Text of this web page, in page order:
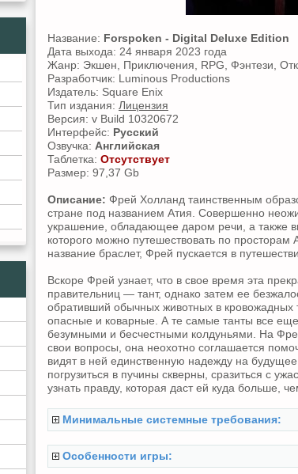
Название: Forspoken - Digital Deluxe Edition
Дата выхода: 24 января 2023 года
Жанр: Экшен, Приключения, RPG, Фэнтези,
Разработчик: Luminous Productions
Издатель: Square Enix
Тип издания: Лицензия
Версия: v Build 10320672
Интерфейс: Русский
Озвучка: Английская
Таблетка: Отсутствует
Размер: 97,37 Gb
Описание: Фрей Холланд таинственным
стране под названием Атия. Совершенно
украшение, обладающее даром речи, а также
которого можно путешествовать по
название браслет, Фрей пускается в
Вскоре Фрей узнает, что в свое время эта
правительниц — тант, однако затем ее
обративший обычных животных в
опасные и коварные. А те самые танты все
безумными и бесчестными колдуньями. На
свои вопросы, она неохотно соглашается
видят в ней единственную надежду на
погрузиться в пучины скверны, сразиться с
узнать правду, которая даст ей куда больше,
Минимальные системные требования:
Особенности игры: